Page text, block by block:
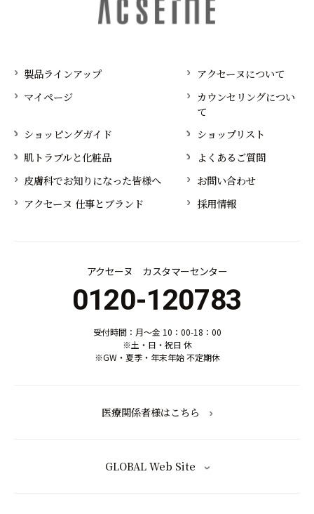
製品ラインアップ
アクセーヌについて
マイページ
カウンセリングについ
て
ショッピングガイド
ショップリスト
肌トラブルと化粧品
よくあるご質問
皮膚科でお知りになった皆様へ
お問い合わせ
アクセーヌ 仕事とブランド
採用情報
アクセーヌ カスタマーセンター
0120-120783
受付時間：月～金 10：00-18：00
※土・日・祝日 休
※GW・夏季・年末年始 不定期休
医療関係者様はこちら
GLOBAL Web Site